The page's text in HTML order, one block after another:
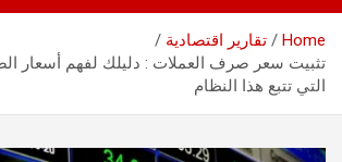
Home
تقارير اقتصادية
تثبيت سعر صرف العملات : دليلك لفهم أسعار
التي تتبع هذا النظام